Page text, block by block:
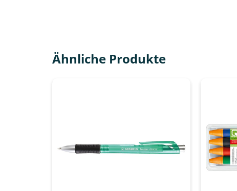
Ähnliche Produkte